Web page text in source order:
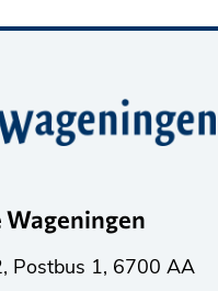
Wageningen
Postbus 1, 6700 AA